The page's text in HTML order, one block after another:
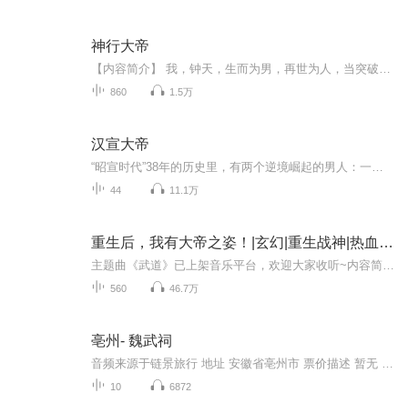
神行大帝
860 1.5万
汉宣大帝
44 11.1万
重生后，我有大帝之姿！|玄幻|重生战神|热血逆袭
560 46.7万
亳州- 魏武祠
10 6872